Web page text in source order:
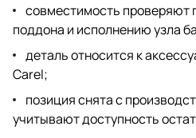
совместимость проверяют
поддона и исполнению узла
деталь относится к
Carel;
позиция снята с
учитывают доступность